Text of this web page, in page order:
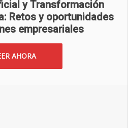
y Transformación
Retos y oportunidades
empresariales
AHORA